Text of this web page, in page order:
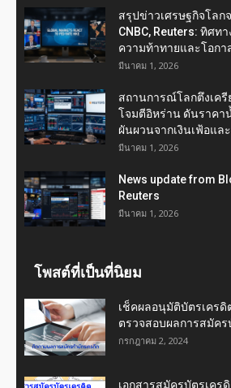
สรุปข่าวเศรษฐกิจโลก
CNBC, Reuters: ทิศท
ความท้าทายและโอกา
มีนาคม 1, 2026
สถานการณ์โลกตึงเครี
โจมตีอิหร่าน ดันราคา
ผันผวนจากเงินเฟ้อและ
มีนาคม 1, 2026
News update from
Reuters
มีนาคม 1, 2026
โพสต์ที่เป็นที่นิยม
เช็คผลอนุมัติบัตรเครดิ
ตรวจสอบผลการสมัคร
กรกฎาคม 2, 2024
เอกสารสมัครบัตรเคร